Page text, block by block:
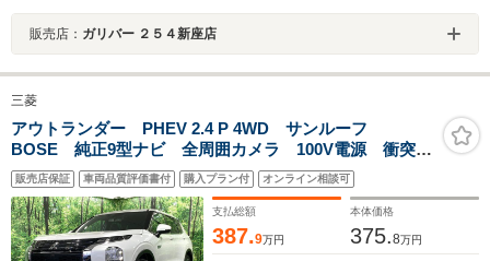
販売店： ガリバー ２５４新座店
三菱
アウトランダー PHEV 2.4 P 4WD サンルーフ
BOSE 純正9型ナビ 全周囲カメラ 100V電源 衝突軽
減 BSM HUD レーダークルーズ 禁煙車 電動リア
ゲート レザーシート シートヒーター クリアランス
ソナー LEDヘッドライト
販売店保証 車両品質評価書付 購入プラン付 オンライン相談可
支払総額
387.9万円
本体価格
375.8万円